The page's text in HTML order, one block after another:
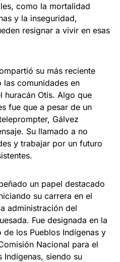
como la mortalidad
y la inseguridad,
resignar a vivir en esas
su más reciente
comunidades en
huracán Otis. Algo que
fue que a pesar de un
Gálvez
Su llamado a no
y trabajar por un futuro
un papel destacado
su carrera en el
administración del
Fue designada en la
los Pueblos Indígenas y
Nacional para el
Indígenas, siendo su